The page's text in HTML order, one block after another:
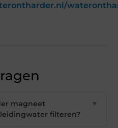
magneet
filteren?
▼